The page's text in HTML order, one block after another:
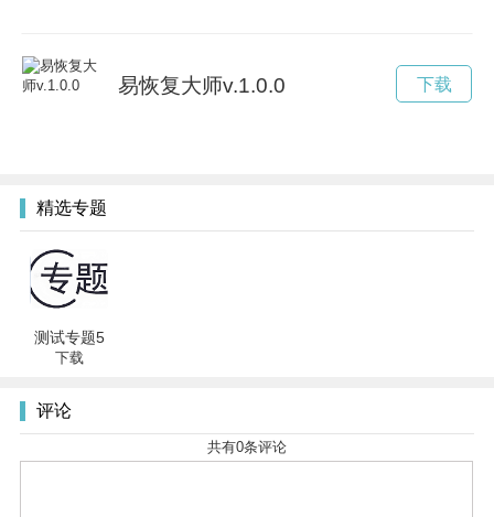
易恢复大师v.1.0.0 下载
精选专题
测试专题5
下载
评论
共有0条评论